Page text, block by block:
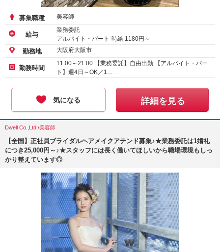
募集職種 美容師
給与
業務委託
アルバイト・パート-時給 1180円～
正社員-月給235000
勤務地 大阪府大阪市
勤務時間
11:00～21:00 【業務委託】自由出勤 【アルバイト・パー
ト】週4日～OK／1…
気になる 詳細を見る
Dwell Co.,Ltd./美容師
【全国】正社員ブライダルヘアメイクアテンド募集♪★業務委託は1婚礼
につき25,000円～♪★スタッフには長く働いてほしいから職場環境もしっ
かり整えています◎